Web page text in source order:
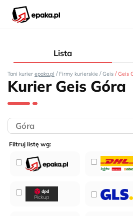
Lista
Tani kurier epaka.pl / Firmy kurierskie / Geis / Geis
Kurier Geis Góra
Filtruj listę wg: